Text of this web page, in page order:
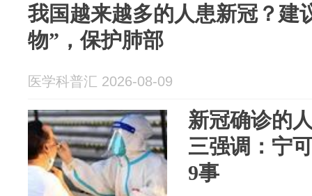
我国越来越多的人患新冠？建
物”，保护肺部
医学科普汇 2026-08-09
新冠确诊的
三强调：宁
9事